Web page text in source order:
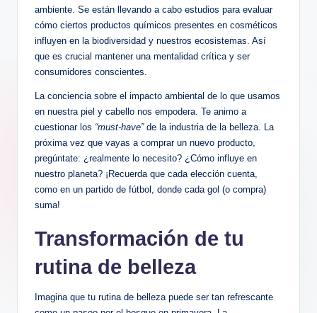
ambiente. Se están llevando a cabo estudios para evaluar
cómo ciertos productos químicos presentes en cosméticos
influyen en la biodiversidad y nuestros ecosistemas. Así
que es crucial mantener una mentalidad crítica y ser
consumidores conscientes.
La conciencia sobre el impacto ambiental de lo que usamos
en nuestra piel y cabello nos empodera. Te animo a
cuestionar los “must-have”de la industria de la belleza. La
próxima vez que vayas a comprar un nuevo producto,
pregúntate: ¿realmente lo necesito? ¿Cómo influye en
nuestro planeta? ¡Recuerda que cada elección cuenta,
como en un partido de fútbol, donde cada gol (o compra)
suma!
Transformación de tu
rutina de belleza
Imagina que tu rutina de belleza puede ser tan refrescante